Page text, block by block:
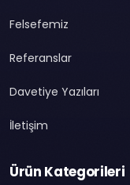
Felsefemiz
Referanslar
Davetiye Yazıları
İletişim
Ürün Kategorileri